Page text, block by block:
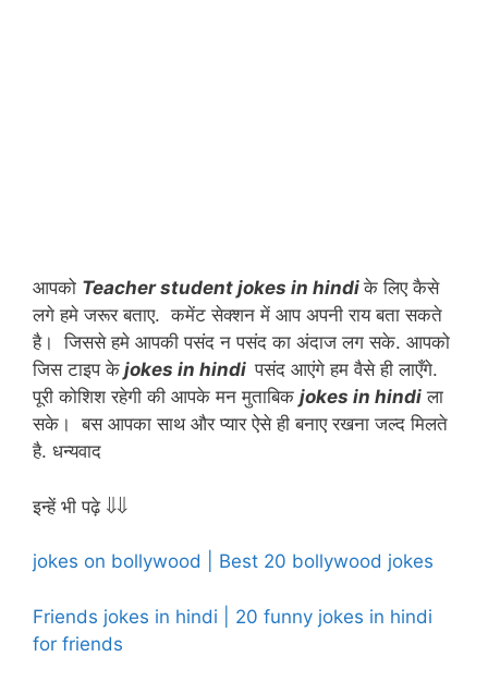
आपको Teacher student jokes in hindiके लिए कैसे
लगे हमे जरूर बताए. कमेंट सेक्शन में आप अपनी राय बता सकते
है। जिससे हमे आपकी पसंद न पसंद का अंदाज लग सके. आपको
जिस टाइप के jokes in hindiपसंद आएंगे हम वैसे ही लाएँगे.
पूरी कोशिश रहेगी की आपके मन मुताबिक jokes in hindi ला
सके। बस आपका साथ और प्यार ऐसे ही बनाए रखना जल्द मिलते
है. धन्यवाद
इन्हें भी पढ़े ⇓⇓
jokes on bollywood | Best 20 bollywood jokes
Friends jokes in hindi | 20 funny jokes in hindi
for friends